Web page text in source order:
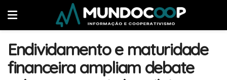
Endividamento e maturidade
financeira ampliam debate